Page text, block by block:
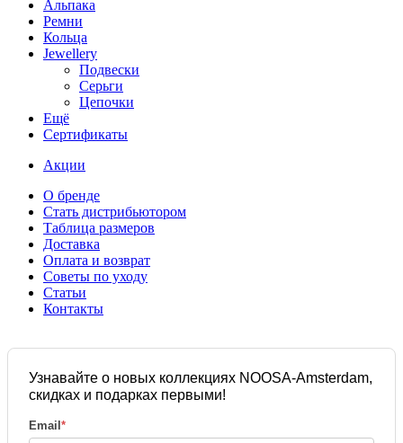
Альпака
Ремни
Кольца
Jewellery
Подвески
Серьги
Цепочки
Ещё
Сертификаты
Акции
О бренде
Стать дистрибьютором
Таблица размеров
Доставка
Оплата и возврат
Советы по уходу
Статьи
Контакты
Узнавайте о новых коллекциях NOOSA-Amsterdam,
скидках и подарках первыми!
Email *